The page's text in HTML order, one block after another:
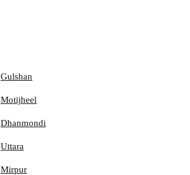
Gulshan
Motijheel
Dhanmondi
Uttara
Mirpur